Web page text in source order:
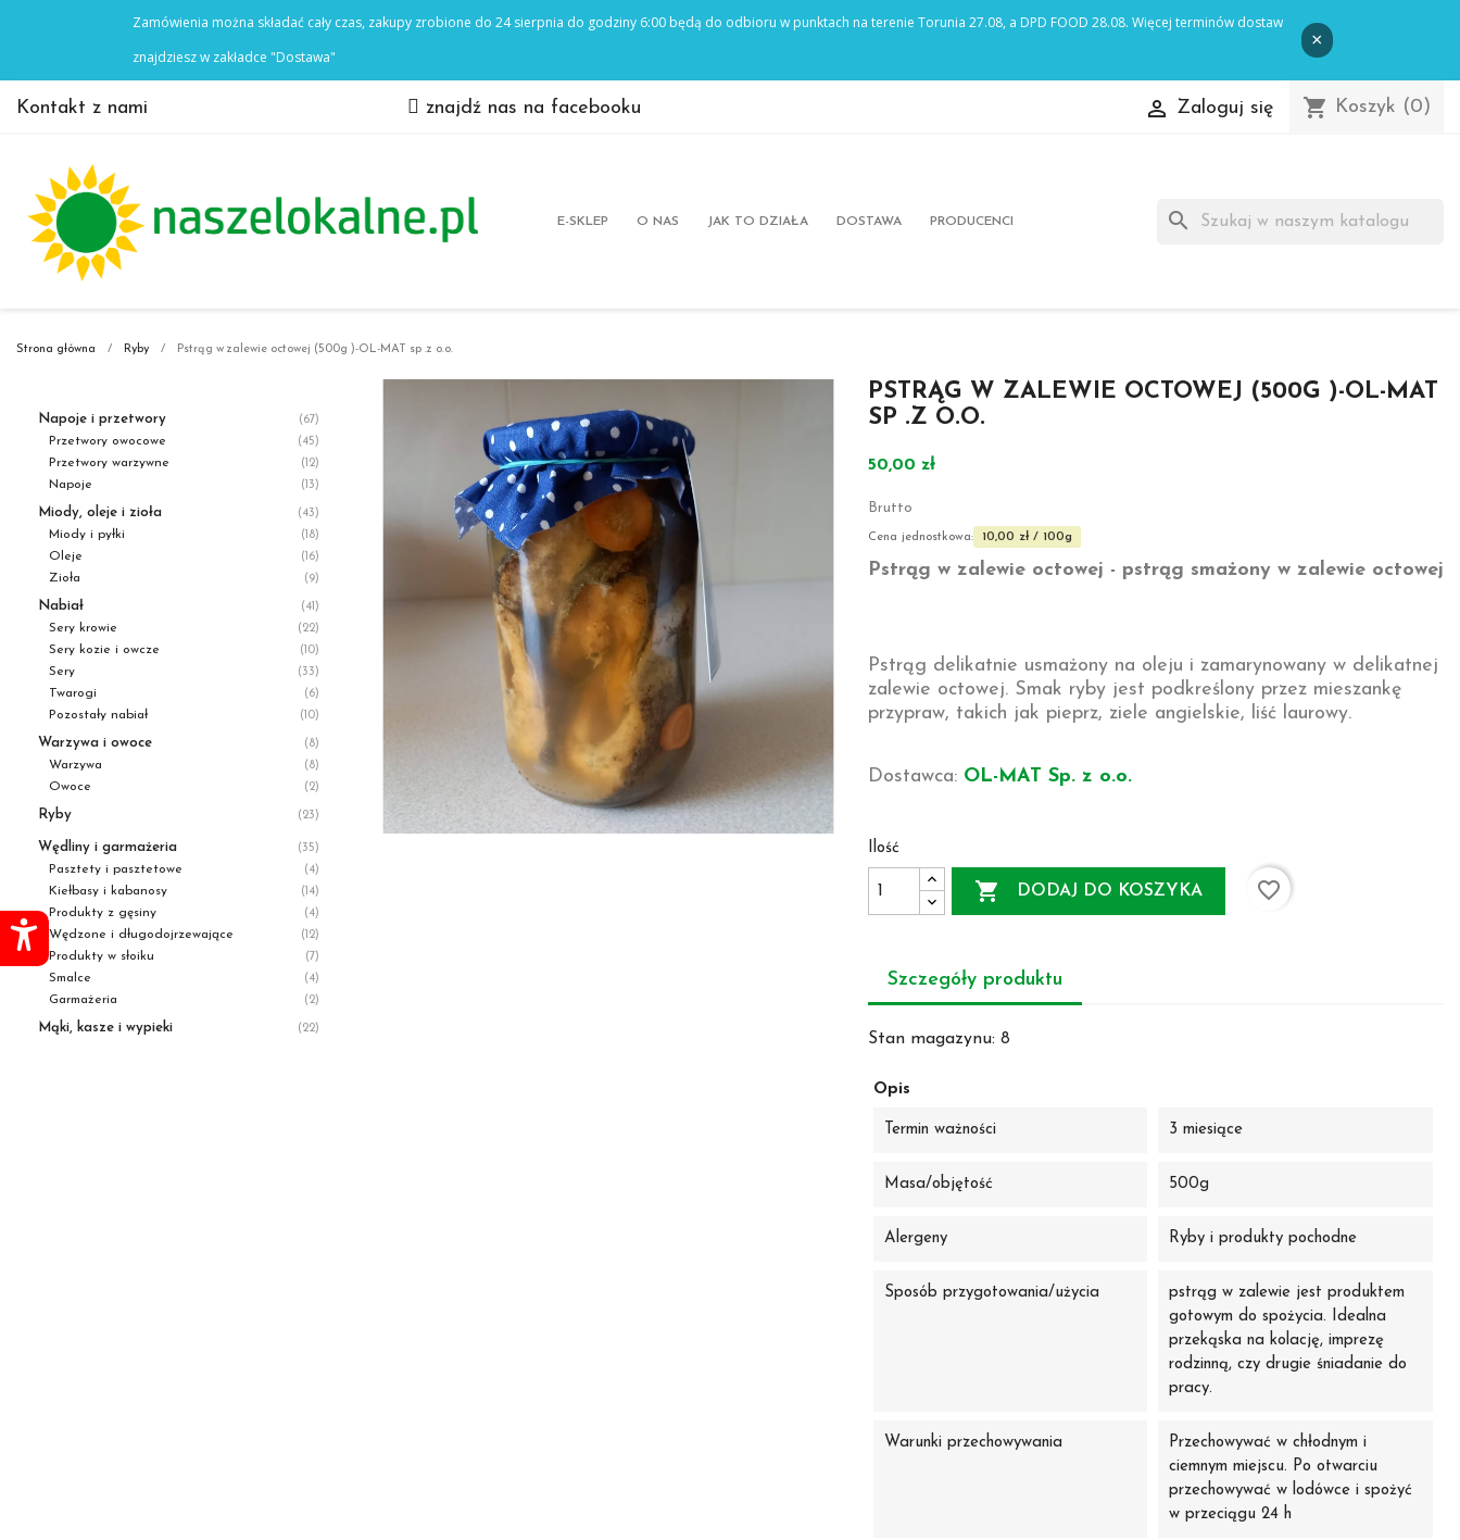
Kontakt z nami znajdź nas na facebooku  Zaloguj się shopping_cart Koszyk (0)
E-SKLEP O NAS JAK TO DZIAŁA DOSTAWA PRODUCENCI search
Strona główna Ryby Pstrąg w zalewie octowej (500g )-OL-MAT sp .z o.o.
Napoje i przetwory (67)
Przetwory owocowe (45)
Przetwory warzywne (12)
Napoje (13)
Miody, oleje i zioła (43)
Miody i pyłki (18)
Oleje (16)
Zioła (9)
Nabiał (41)
Sery krowie (22)
Sery kozie i owcze (10)
Sery (33)
Twarogi (6)
Pozostały nabiał (10)
Warzywa i owoce (8)
Warzywa (8)
Owoce (2)
Ryby (23)
Wędliny i garmażeria (35)
Pasztety i pasztetowe (4)
Kiełbasy i kabanosy (14)
Produkty z gęsiny (4)
Wędzone i długodojrzewające (12)
Produkty w słoiku (7)
Smalce (4)
Garmażeria (2)
Mąki, kasze i wypieki (22)
PSTRĄG W ZALEWIE OCTOWEJ (500G )-OL-MAT
SP .Z O.O.
50,00 zł
Brutto
Cena jednostkowa: 10,00 zł / 100g
Pstrąg w zalewie octowej - pstrąg smażony w zalewie octowej
Pstrąg delikatnie usmażony na oleju i zamarynowany w delikatnej
zalewie octowej. Smak ryby jest podkreślony przez mieszankę
przypraw, takich jak pieprz, ziele angielskie, liść laurowy.
Dostawca: OL-MAT Sp. z o.o.
Ilość
 DODAJ DO KOSZYKA favorite_border
Szczegóły produktu
Stan magazynu: 8
Opis
Termin ważności 3 miesiące
Masa/objętość 500g
Alergeny Ryby i produkty pochodne
Sposób przygotowania/użycia
pstrąg w zalewie jest produktem
gotowym do spożycia. Idealna
przekąska na kolację, imprezę
rodzinną, czy drugie śniadanie do
pracy.
Warunki przechowywania
Przechowywać w chłodnym i
ciemnym miejscu. Po otwarciu
przechowywać w lodówce i spożyć
w przeciągu 24 h